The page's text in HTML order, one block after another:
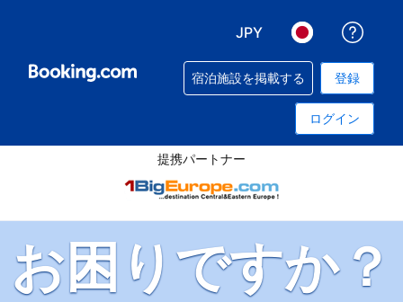
JPY
宿泊施設を掲載する 登録
ログイン
提携パートナー
お困りですか？